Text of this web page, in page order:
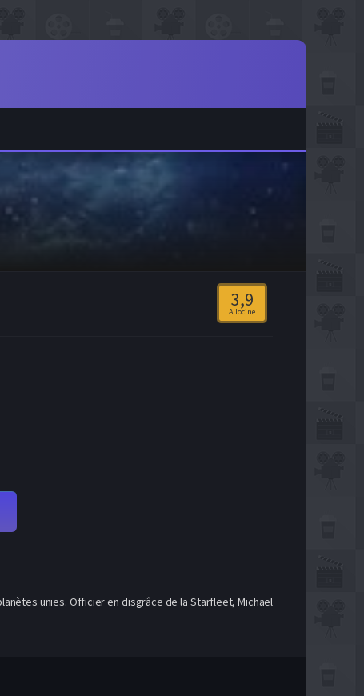
3,9
Allocine
unies. Officier en disgrâce de la Starfleet, Michael